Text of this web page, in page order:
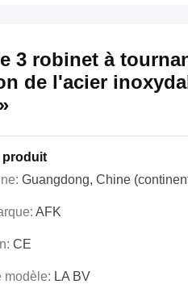
3 robinet à
de l'acier
produit
Guangdong, Chine
AFK
CE
modèle: LA BV